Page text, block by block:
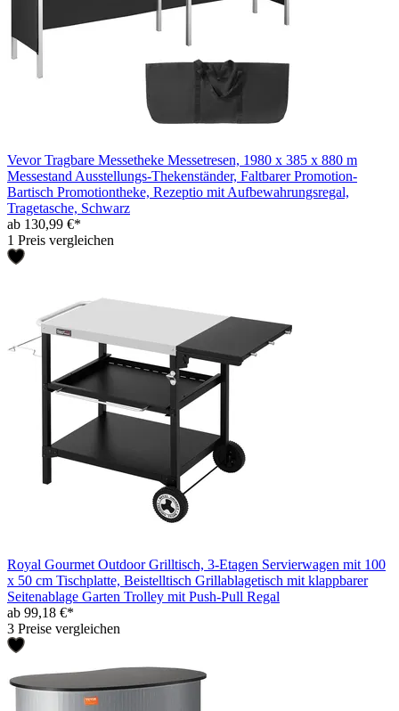
Vevor Tragbare Messetheke Messetresen, 1980 x 385 x 880 m
Messestand Ausstellungs-Thekenständer, Faltbarer Promotion-
Bartisch Promotiontheke, Rezeptio mit Aufbewahrungsregal,
Tragetasche, Schwarz
ab 130,99 €*
1 Preis vergleichen
Royal Gourmet Outdoor Grilltisch, 3-Etagen Servierwagen mit 100
x 50 cm Tischplatte, Beistelltisch Grillablagetisch mit klappbarer
Seitenablage Garten Trolley mit Push-Pull Regal
ab 99,18 €*
3 Preise vergleichen